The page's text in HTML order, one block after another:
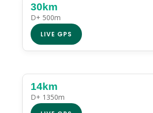
30km
D+ 500m
LIVE GPS
14km
D+ 1350m